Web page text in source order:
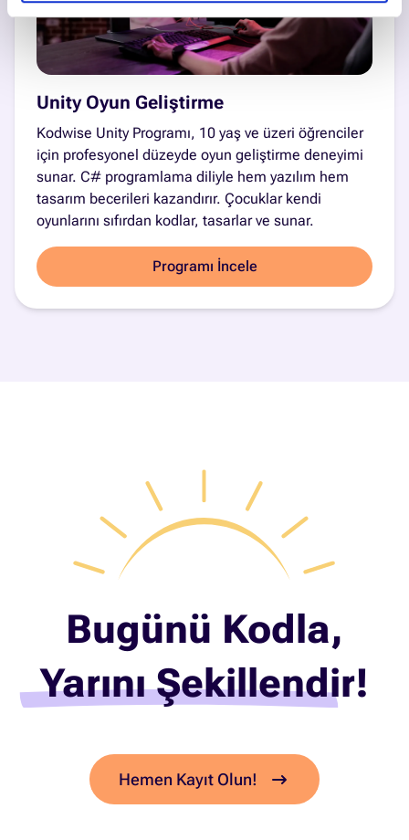
Unity Oyun Geliştirme
Kodwise Unity Programı, 10 yaş ve üzeri öğrenciler
için profesyonel düzeyde oyun geliştirme deneyimi
sunar. C# programlama diliyle hem yazılım hem
tasarım becerileri kazandırır. Çocuklar kendi
oyunlarını sıfırdan kodlar, tasarlar ve sunar.
Programı İncele
Bugünü Kodla,
Yarını Şekillendir!
Hemen Kayıt Olun!